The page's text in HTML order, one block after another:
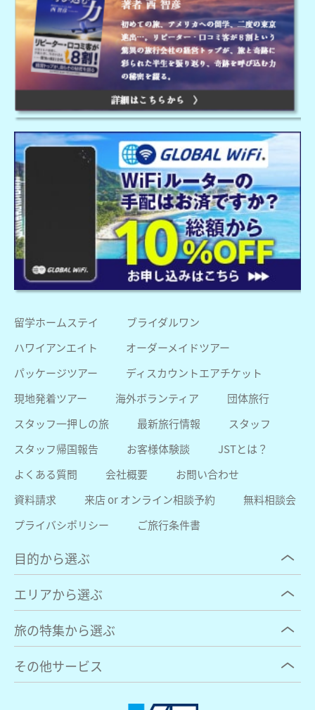
留学ホームステイ
ブライダルワン
ハワイアンエイト
オーダーメイドツアー
パッケージツアー
ディスカウントエアチケット
現地発着ツアー
海外ボランティア
団体旅行
スタッフ一押しの旅
最新旅行情報
スタッフ
スタッフ帰国報告
お客様体験談
JSTとは？
よくある質問
会社概要
お問い合わせ
資料請求
来店 or オンライン相談予約
無料相談会
プライバシポリシー
ご旅行条件書
目的から選ぶ
エリアから選ぶ
旅の特集から選ぶ
その他サービス